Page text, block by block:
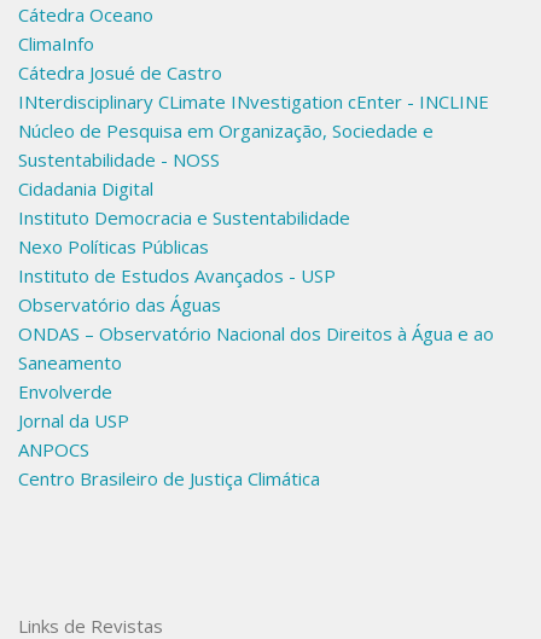
Cátedra Oceano
ClimaInfo
Cátedra Josué de Castro
INterdisciplinary CLimate INvestigation cEnter - INCLINE
Núcleo de Pesquisa em Organização, Sociedade e
Sustentabilidade - NOSS
Cidadania Digital
Instituto Democracia e Sustentabilidade
Nexo Políticas Públicas
Instituto de Estudos Avançados - USP
Observatório das Águas
ONDAS – Observatório Nacional dos Direitos à Água e ao
Saneamento
Envolverde
Jornal da USP
ANPOCS
Centro Brasileiro de Justiça Climática
Links de Revistas